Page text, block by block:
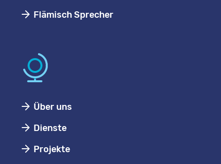
Flämisch Sprecher
Über uns
Dienste
Projekte